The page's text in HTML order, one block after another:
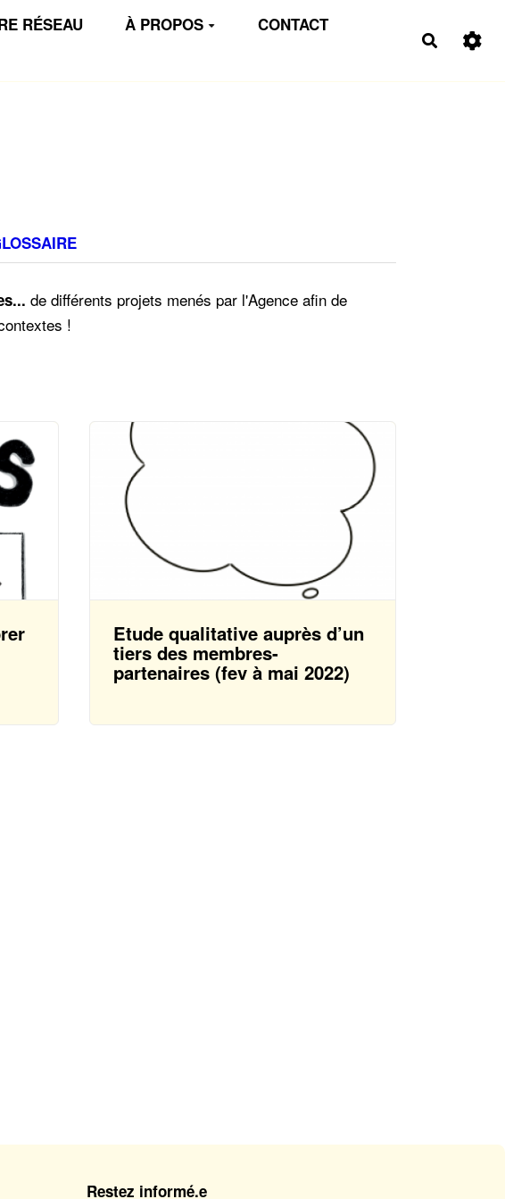
RÉSEAU À PROPOS
CONTACT
de différents projets menés par l'Agence afin de
!
Etude qualitative auprès d’un
tiers des membres-
partenaires (fev à mai 2022)
Restez informé.e